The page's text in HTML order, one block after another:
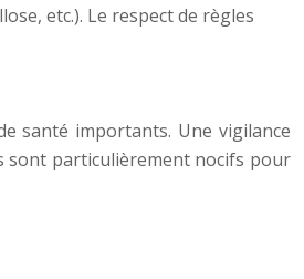
etc.). Le respect de règles
santé importants. Une vigilance
sont particulièrement nocifs pour